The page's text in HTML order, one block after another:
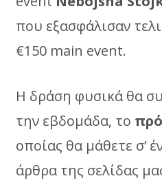
που εξασφάλισαν
€150 main event.
Η δράση φυσικά θα
την εβδομάδα, το
οποίας θα μάθετε σ’
άρθρα της σελίδας